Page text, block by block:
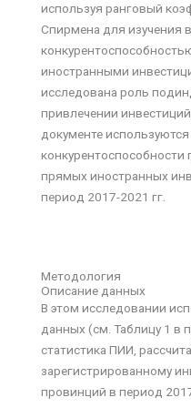
используя ранговый
Спирмена для изучения
иностранными
исследована роль
привлечении
документе
прямых иностранных
период 2017-2021 гг.
Методология
Описание данных
В этом исследовании
данных (см. Таблицу 1 в
статистика ПИИ,
зарегистрированному
провинций в период